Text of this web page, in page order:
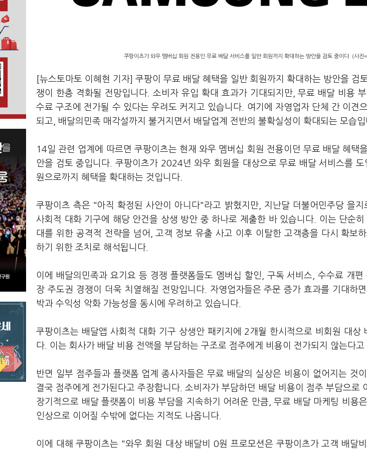
쿠팡이츠가 와우 멤버십 회원 전용인 무료 배달 서비스를 일반 회원까지 확대하는 방안을 검토 중이다. (사진
[뉴스토마토 이혜현 기자] 쿠팡이 무료 배달 혜택을 일반 회원까지 확대하는 방안을 검
쟁이 한층 격화될 전망입니다. 소비자 유입 확대 효과가 기대되지만, 무료 배달 비용
수료 구조에 전가될 수 있다는 우려도 커지고 있습니다. 여기에 자영업자 단체 간 이견
되고, 배달의민족 매각설까지 불거지면서 배달업계 전반의 불확실성이 확대되는 모습입
14일 관련 업계에 따르면 쿠팡이츠는 현재 와우 멤버십 회원 전용이던 무료 배달 혜택
안을 검토 중입니다. 쿠팡이츠가 2024년 와우 회원을 대상으로 무료 배달 서비스를
원으로까지 혜택을 확대하는 것입니다.
쿠팡이츠 측은 "아직 확정된 사안이 아니다"라고 밝혔지만, 지난달 더불어민주당 을지
사회적 대화 기구에 해당 안건을 상생 방안 중 하나로 제출한 바 있습니다. 이는 단순
대를 위한 공격적 전략을 넘어, 고객 정보 유출 사고 이후 이탈한 고객층을 다시 확보
하기 위한 조치로 해석됩니다.
이에 배달의민족과 요기요 등 경쟁 플랫폼들도 멤버십 할인, 구독 서비스, 수수료 개편
장 주도권 경쟁이 더욱 치열해질 전망입니다. 자영업자들은 주문 증가 효과를 기대하
박과 수익성 악화 가능성을 동시에 우려하고 있습니다.
쿠팡이츠는 배달앱 사회적 대화 기구 상생안 패키지에 2개월 한시적으로 비회원 대상
다. 이는 회사가 배달 비용 전액을 부담하는 구조로 점주에게 비용이 전가되지 않는다고
반면 일부 점주들과 플랫폼 업계 종사자들은 무료 배달의 실상은 비용이 없어지는 것
결국 점주에게 전가된다고 주장합니다. 소비자가 부담하던 배달 비용이 점주 부담으로
장기적으로 배달 플랫폼이 비용 부담을 지속하기 어려운 만큼, 무료 배달 마케팅 비용
인상으로 이어질 수밖에 없다는 지적도 나옵니다.
이에 대해 쿠팡이츠는 "와우 회원 대상 배달비 0원 프로모션은 쿠팡이츠가 고객 배달